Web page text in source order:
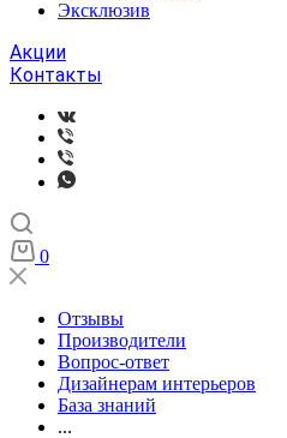
Эксклюзив
Акции
Контакты
0
Отзывы
Производители
Вопрос-ответ
Дизайнерам интерьеров
База знаний
...